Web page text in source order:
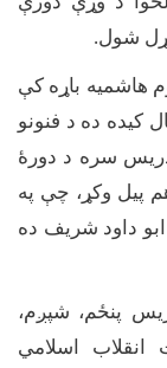
شول.
هاشمیه باړه کې
کیده ده د فنونو
سره د دورۀ
پيل وکړ، چې په
داود شریف ده
پنځم، شپږم،
انقلاب اسلامي